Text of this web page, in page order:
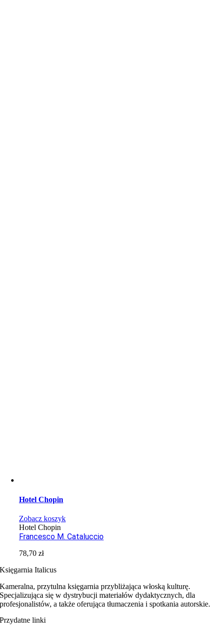
Hotel Chopin
Zobacz koszyk
Hotel Chopin
Francesco M. Cataluccio
78,70zł
Księgarnia Italicus
Kameralna, przytulna księgarnia przybliżająca włoską kulturę.
Specjalizująca się w dystrybucji materiałów dydaktycznych, dla
profesjonalistów, a także oferująca tłumaczenia i spotkania autorskie.
Przydatne linki